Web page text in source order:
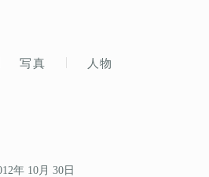
写真 人物
年 10月 30日